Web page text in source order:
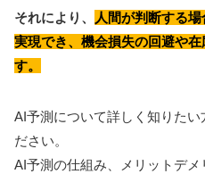
それにより、
人間が判断する
実現でき、機会損失の回避や
す。
AI予測について詳しく知りたい
ださい。
AI予測の仕組み、メリットデメ